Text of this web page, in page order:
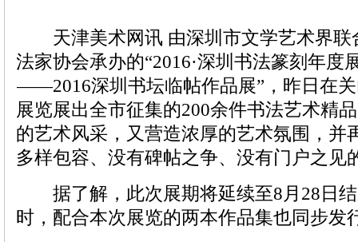
天津美术网讯 由深圳市文学艺术界联
法家协会承办的“2016·深圳书法篆刻年度
——2016深圳书坛临帖作品展”，昨日在
展览展出全市征集的200余件书法艺术精
的艺术风采，又营造浓厚的艺术氛围，并
多样包容、没有碑帖之争、没有门户之见
据了解，此次展期将延续至8月28日结
时，配合本次展览的两本作品集也同步发